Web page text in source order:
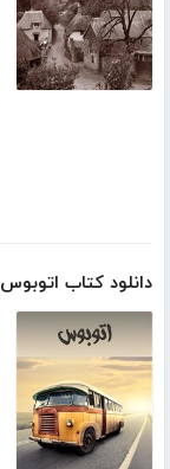
دانلود کتاب اتوبوس